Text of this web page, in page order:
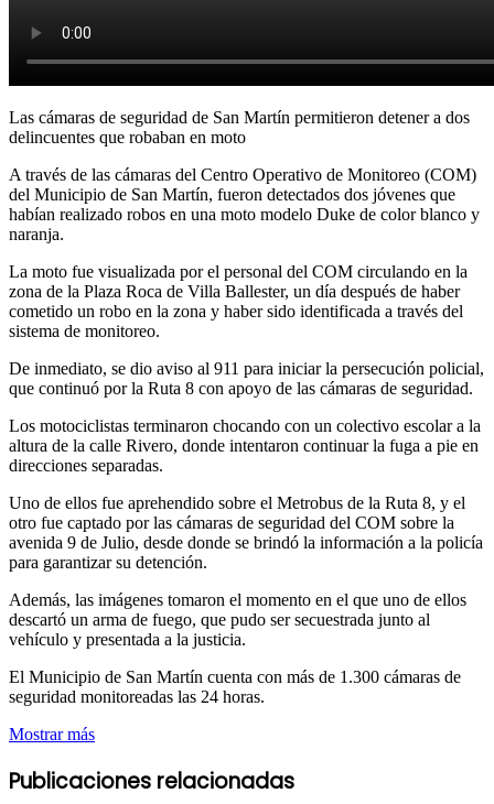
Las cámaras de seguridad de San Martín permitieron detener a dos
delincuentes que robaban en moto
A través de las cámaras del Centro Operativo de Monitoreo (COM)
del Municipio de San Martín, fueron detectados dos jóvenes que
habían realizado robos en una moto modelo Duke de color blanco y
naranja.
La moto fue visualizada por el personal del COM circulando en la
zona de la Plaza Roca de Villa Ballester, un día después de haber
cometido un robo en la zona y haber sido identificada a través del
sistema de monitoreo.
De inmediato, se dio aviso al 911 para iniciar la persecución policial,
que continuó por la Ruta 8 con apoyo de las cámaras de seguridad.
Los motociclistas terminaron chocando con un colectivo escolar a la
altura de la calle Rivero, donde intentaron continuar la fuga a pie en
direcciones separadas.
Uno de ellos fue aprehendido sobre el Metrobus de la Ruta 8, y el
otro fue captado por las cámaras de seguridad del COM sobre la
avenida 9 de Julio, desde donde se brindó la información a la policía
para garantizar su detención.
Además, las imágenes tomaron el momento en el que uno de ellos
descartó un arma de fuego, que pudo ser secuestrada junto al
vehículo y presentada a la justicia.
El Municipio de San Martín cuenta con más de 1.300 cámaras de
seguridad monitoreadas las 24 horas.
Mostrar más
Publicaciones relacionadas